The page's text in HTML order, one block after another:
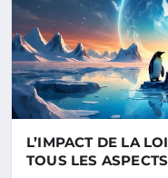
L’IMPACT DE LA
TOUS LES